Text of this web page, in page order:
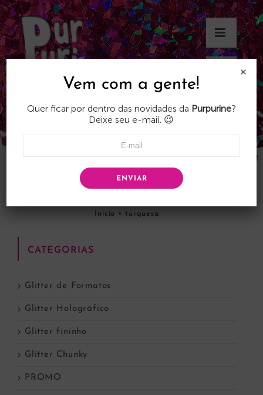
Skip
to
content
Início • turquesa
CATEGORIAS
Glitter de Formatos
Glitter Holográfico
Glitter fininho
Glitter Chunky
PROMO
Vem com a gente!
Quer ficar por dentro das novidades da Purpurine?
Deixe seu e-mail. 😉
ENVIAR
×